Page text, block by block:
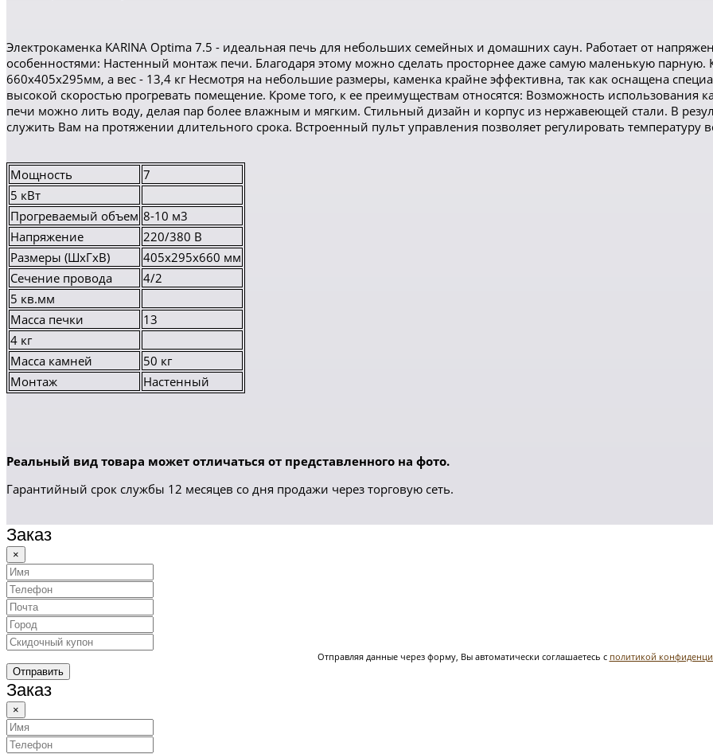
Электрокаменка KARINA Optima 7.5 - идеальная печь для небольших семейных и домашних саун. Работает от
особенностями: Настенный монтаж печи. Благодаря этому можно сделать просторнее даже самую маленькую парную.
660х405х295мм, а вес - 13,4 кг Несмотря на небольшие размеры, каменка крайне эффективна, так как оснащена
высокой скоростью прогревать помещение. Кроме того, к ее преимуществам относятся: Возможность использования
печи можно лить воду, делая пар более влажным и мягким. Стильный дизайн и корпус из нержавеющей стали. В
служить Вам на протяжении длительного срока. Встроенный пульт управления позволяет регулировать температуру
Мощность
7
5 кВт
Прогреваемый объем 8-10 м3
Напряжение
220/380 В
Размеры (ШхГхВ)
405х295х660 мм
Сечение провода
4/2
5 кв.мм
Масса печки
13
4 кг
Масса камней
50 кг
Монтаж
Настенный
Реальный вид товара может отличаться от представленного на фото.
Гарантийный срок службы 12 месяцев со дня продажи через торговую сеть.
Заказ
×
Отправляя данные через форму, Вы автоматически соглашаетесь с политикой
Отправить
Заказ
×